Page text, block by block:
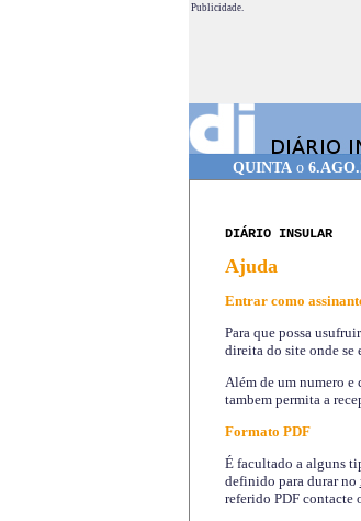
Publicidade.
QUINTA o
DIÁRIO INSULAR
Ajuda
Entrar como
Para que possa
direita do site onde se
Além de um numero e
tambem permita a
Formato PDF
É facultado a alguns
definido para durar no
referido PDF contacte